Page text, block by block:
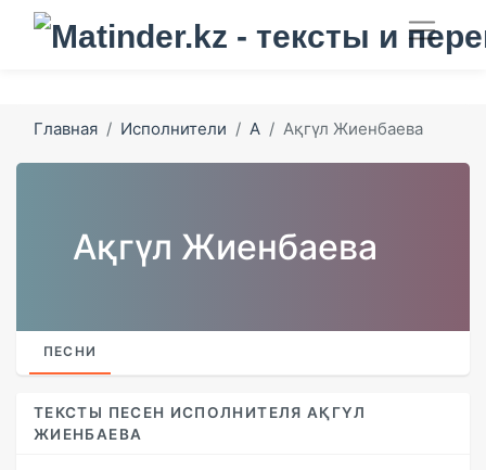
Главная Исполнители А Ақгүл Жиенбаева
Ақгүл Жиенбаева
ПЕСНИ
ТЕКСТЫ ПЕСЕН ИСПОЛНИТЕЛЯ АҚГҮЛ
ЖИЕНБАЕВА